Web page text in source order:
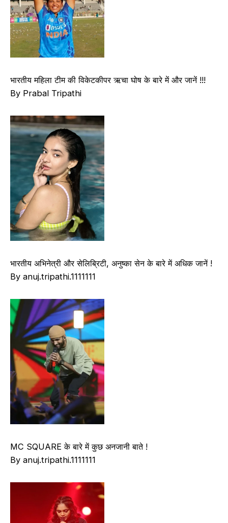
भारतीय महिला टीम की विकेटकीपर ऋचा घोष के बारे में और जानें !!!
By Prabal Tripathi
भारतीय अभिनेत्री और सेलिब्रिटी, अनुष्का सेन के बारे में अधिक जानें !
By anuj.tripathi.1111111
MC SQUARE के बारे में कुछ अनजानी बाते !
By anuj.tripathi.1111111